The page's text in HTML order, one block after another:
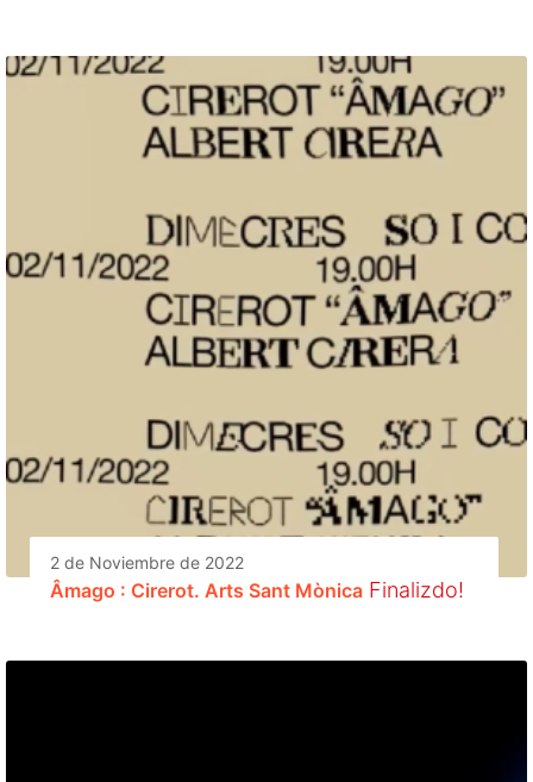
2 de Noviembre de 2022
Âmago : Cirerot. Arts Sant Mònica Finalizdo!